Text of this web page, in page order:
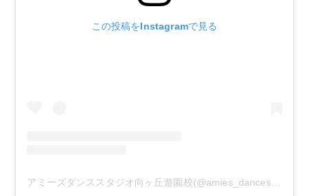
この投稿をInstagramで見る
アミーズダンススタジオ向ヶ丘遊園校(@amies_dancestudio)がシェアした投稿